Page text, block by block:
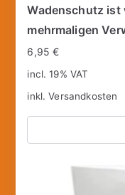
Wadenschutz ist
mehrmaligen
6,95€
incl. 19% VAT
inkl.Versandkosten